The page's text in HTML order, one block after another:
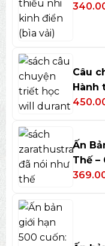
Câu
Hành
Ấn
Thế –
Duy